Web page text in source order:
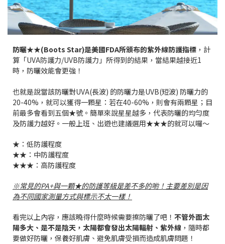
防曬★★(Boots Star)是美國FDA所頒布的紫外線防護指標 ，計
算「UVA防護力/UVB防護力」所得到的結果，當結果越接近1
時，防曬效能會更強！
也就是說當該防曬對UVA(長波) 的防曬力是UVB(短波) 防曬力的
20-40%，就可以獲得一顆星：若在40-60%，則會有兩顆星；目
前最多會看到五個★號。簡單來說星星越多，代表防曬的均勻度
及防護力越好。一般上班、出遊也建議選用★★★的就可以囉～
★：低防護程度
★★：中防護程度
★★★：高防護程度
※常見的PA+與一顆★的防護等級是差不多的喲！主要差別是因
為不同國家測量方式與標示不太一樣！
看完以上內容，應該曉得什麼時候需要擦防曬了吧！ 不管外面太
陽多大、是不是陰天，太陽都會發出太陽輻射、紫外線 ，隨時都
要做好防曬，保養好肌膚、避免肌膚受損而造成肌膚問題！